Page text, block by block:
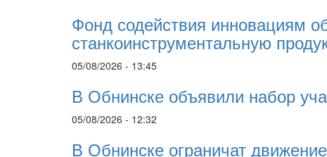
Фонд содействия инновациям
станкоинструментальную
05/08/2026 - 13:45
В Обнинске объявили набор
05/08/2026 - 12:32
В Обнинске ограничат